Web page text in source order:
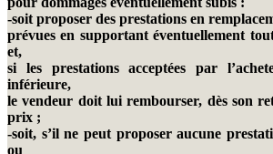
-soit proposer des prestations en
prévues en supportant éventuellement
et,
si les prestations acceptées par
inférieure,
le vendeur doit lui rembourser, dès son
prix ;
-soit, s’il ne peut proposer aucune
ou